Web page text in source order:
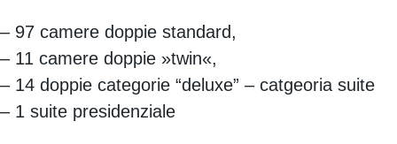
– 97 camere doppie standard,
– 11 camere doppie »twin«,
– 14 doppie categorie “deluxe” – catgeoria suite
– 1 suite presidenziale